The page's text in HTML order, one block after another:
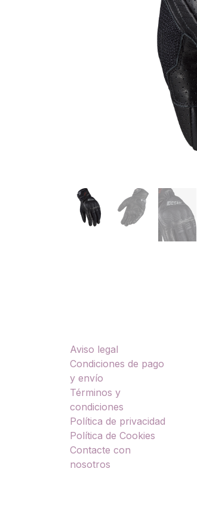
Aviso legal
Condiciones de pago
y envío
Términos y
condiciones
Política de privacidad
Política de Cookies
Contacte con
nosotros